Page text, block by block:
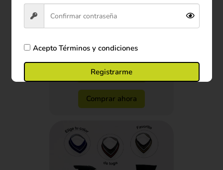
Peluche Aguacate Pequeño 30
$35.900
Ver producto
Comprar ahora
AceptoTérminos y condiciones
Registrarme